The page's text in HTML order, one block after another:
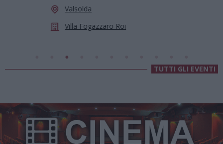
Villa Fogazzaro Roi
TUTTI GLI EVENTI